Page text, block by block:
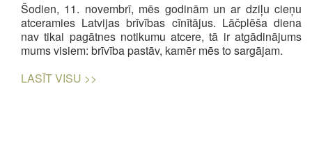
Šodien, 11. novembrī, mēs godinām un ar dziļu cieņu
atceramies Latvijas brīvības cīnītājus. Lāčplēša diena
nav tikai pagātnes notikumu atcere, tā ir atgādinājums
mums visiem: brīvība pastāv, kamēr mēs to sargājam.
LASĪT VISU >>